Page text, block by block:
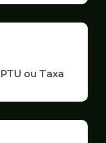
ou Taxa